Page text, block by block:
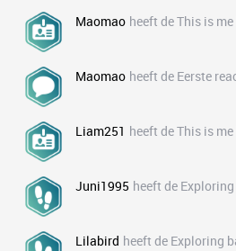
Maomao heeft de This is
Maomao heeft de Eerste
Liam251 heeft de This is
Juni1995 heeft de
Lilabird heeft de Exploring